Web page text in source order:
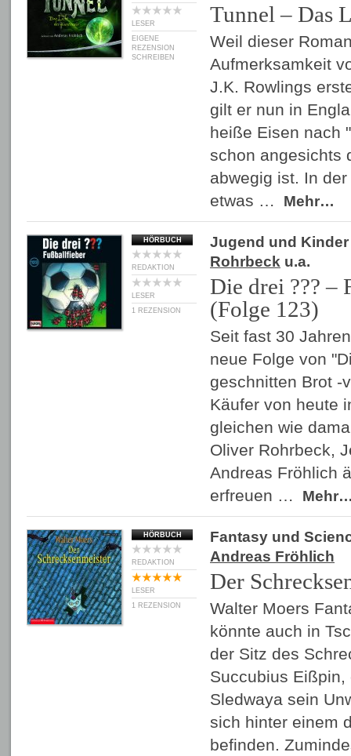
LESER
EIGENE
REZENSION
SCHREIBEN
Tunnel – Das
Weil dieser
Aufmerksamkeit
J.K. Rowlings
gilt er nun in
heiße Eisen nach
schon angesichts
abwegig ist. In
etwas …
Mehr…
HÖRBUCH
REDAKTION
LESER
1 REZENSION
Jugend und Kinder
Rohrbeck u.a.
Die drei ??? –
(Folge 123)
Seit fast 30
neue Folge von
geschnitten Brot -
Käufer von heute
gleichen wie
Oliver Rohrbeck,
Andreas Fröhlich
erfreuen …
HÖRBUCH
REDAKTION
LESER
1 REZENSION
Fantasy und
Andreas Fröhlich
Der
Walter Moers
könnte auch in
der Sitz des
Succubius Eißpin,
Sledwaya sein
sich hinter einem
befinden.